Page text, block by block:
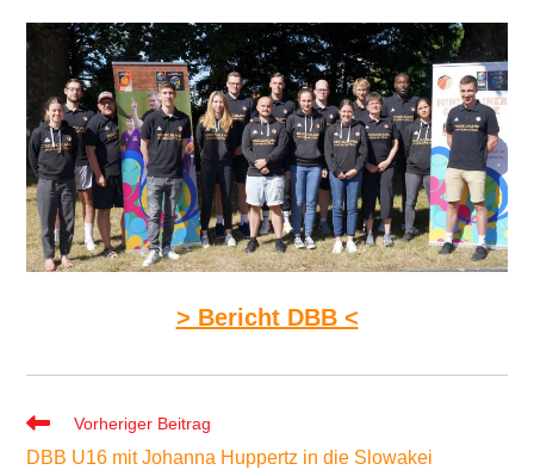
> Bericht DBB <
Weitere
ansehen
Vorheriger Beitrag
DBB U16 mit Johanna Huppertz in die Slowakei